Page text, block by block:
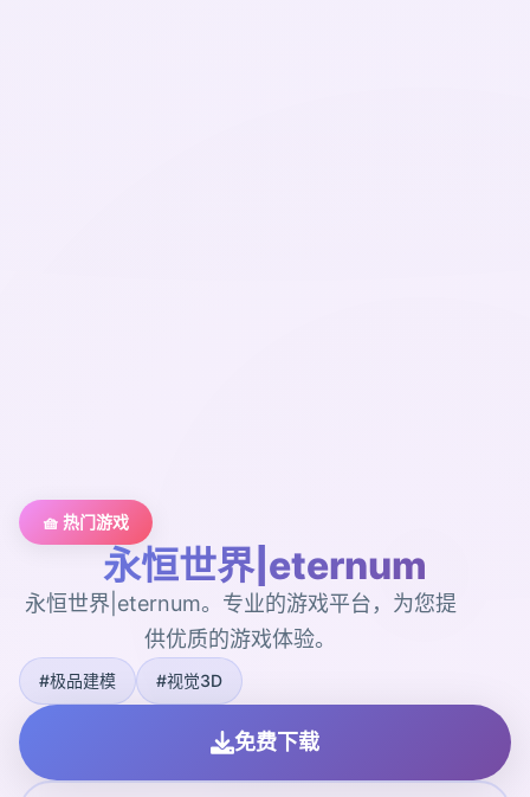
🧺 热门游戏
永恒世界|eternum
永恒世界|eternum。专业的游戏平台，为您提
供优质的游戏体验。
#极品建模 #视觉3D
免费下载